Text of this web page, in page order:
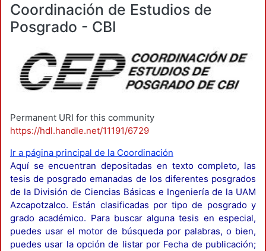
Coordinación de Estudios de
Posgrado - CBI
Permanent URI for this community
https://hdl.handle.net/11191/6729
Ir a página principal de la Coordinación
Aquí se encuentran depositadas en texto completo, las
tesis de posgrado emanadas de los diferentes posgrados
de la División de Ciencias Básicas e Ingeniería de la UAM
Azcapotzalco. Están clasificadas por tipo de posgrado y
grado académico. Para buscar alguna tesis en especial,
puedes usar el motor de búsqueda por palabras, o bien,
puedes usar la opción de listar por Fecha de publicación;